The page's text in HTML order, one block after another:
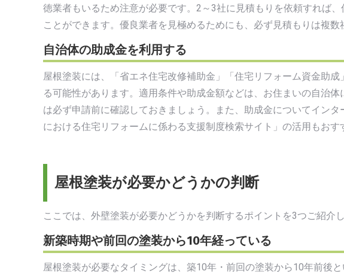
徳業者もいるため注意が必要です。2～3社に見積もりを依頼すれば
ことができます。優良業者を見極めるためにも、必ず見積もりは複数
自治体の助成金を利用する
屋根塗装には、「省エネ住宅改修補助金」「住宅リフォーム資金助
る可能性があります。適用条件や助成金額などは、お住まいの自治
は必ず申請前に確認しておきましょう。また、助成金についてイン
における住宅リフォームに係わる支援制度検索サイト」の活用もおす
屋根塗装が必要かどうかの判断
ここでは、外壁塗装が必要かどうかを判断するポイントを3つご紹介し
新築時期や前回の塗装から10年経っている
屋根塗装が必要なタイミングは、築10年・前回の塗装から10年前後